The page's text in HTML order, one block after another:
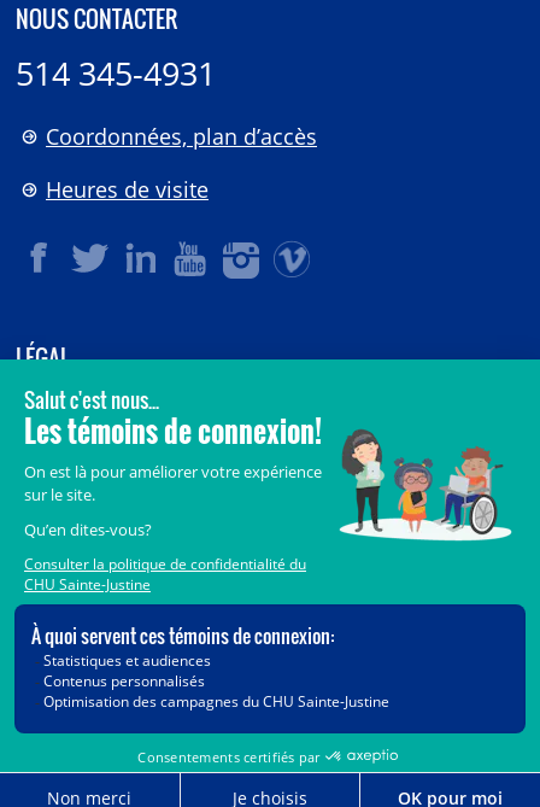
NOUS CONTACTER
514 345-4931
Coordonnées, plan d’accès
Heures de visite
LÉGAL
© 2006-2026CHU Sainte-Justine.
Tous droits réservés.
Crédits
Accès aux documents des organismes publics